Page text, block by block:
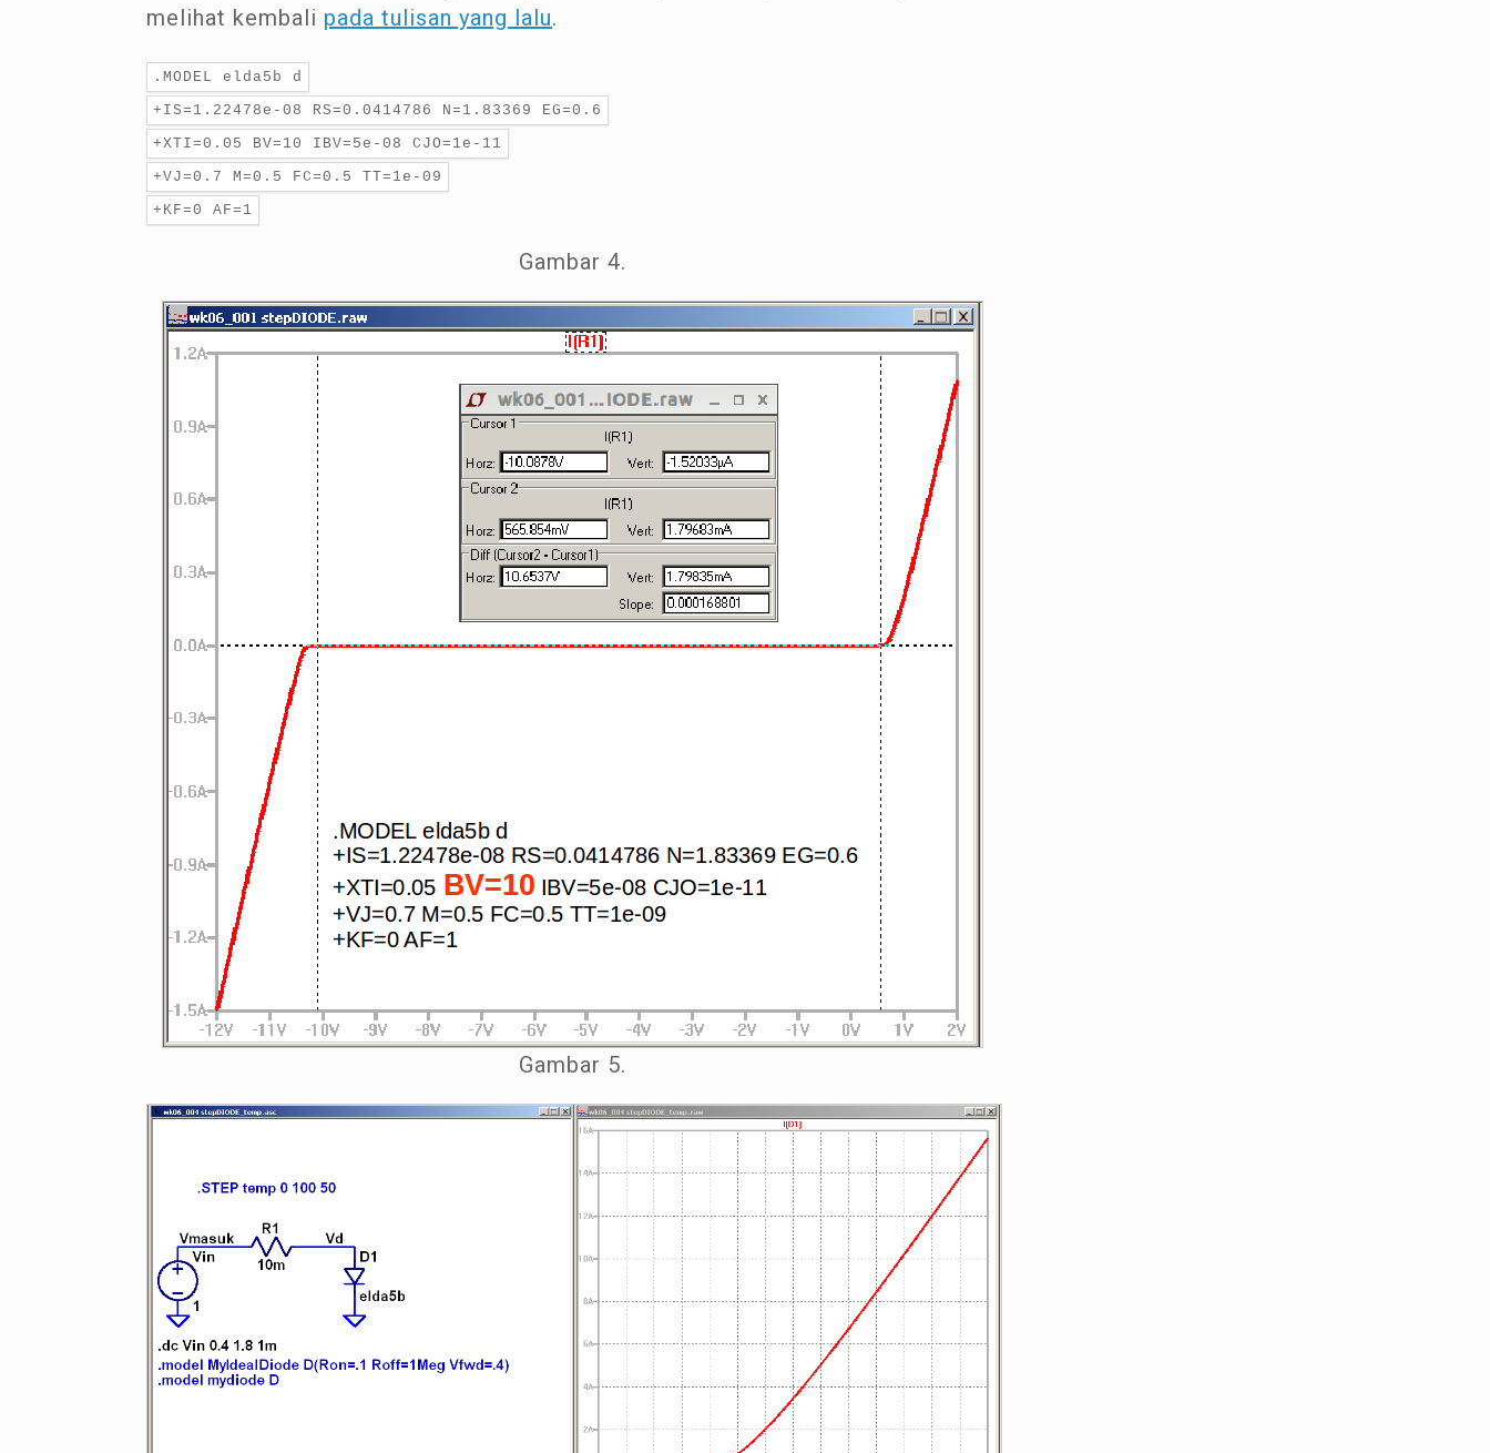
melihat kembali pada tulisan yang lalu.
.MODEL elda5b d
+IS=1.22478e-08 RS=0.0414786 N=1.83369 EG=0.6
+XTI=0.05 BV=10 IBV=5e-08 CJO=1e-11
+VJ=0.7 M=0.5 FC=0.5 TT=1e-09
+KF=0 AF=1
Gambar 4.
Gambar 5.